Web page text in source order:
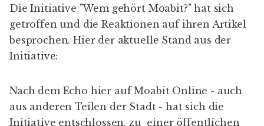
Die Initiative "Wem gehört Moabit?" hat sich
getroffen und die Reaktionen auf ihren Artikel
besprochen. Hier der aktuelle Stand aus der
Initiative:
Nach dem Echo hier auf Moabit Online - auch
aus anderen Teilen der Stadt - hat sich die
Initiative entschlossen, zu einer öffentlichen